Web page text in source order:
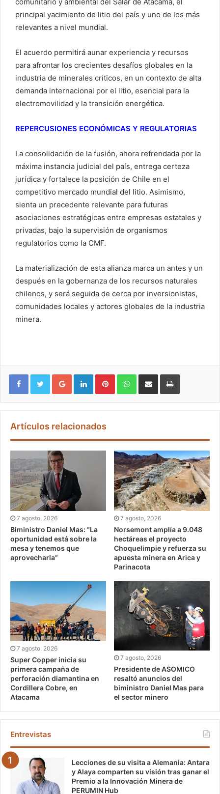
principal yacimiento de litio del país y uno de los más
relevantes a nivel mundial.
El acuerdo permitirá aunar experiencia y recursos
para afrontar los crecientes desafíos globales en la
industria de minerales críticos, en un contexto de alta
demanda internacional por el litio, esencial para la
electromovilidad y la transición energética.
REPERCUSIONES ECONÓMICAS Y REGULATORIAS
La consolidación de la fusión, ahora refrendada por la
máxima instancia judicial del país, entrega certeza
jurídica y fortalece la posición de Chile en el
competitivo mercado mundial del litio. Asimismo,
sienta un precedente relevante para futuras
asociaciones estratégicas entre empresas estatales y
privadas, bajo la supervisión de organismos
regulatorios como la CMF.
La materialización de esta alianza marca un antes y un
después en la gobernanza de los recursos naturales
chilenos, y será seguida de cerca por inversionistas,
comunidades locales y actores globales de la industria
minera.
Google+ LinkedIn Pinterest WhatsApp
Artículos relacionados
7 agosto, 2026
Biministro Daniel Mas: “La
oportunidad está sobre la
mesa y tenemos que
aprovecharla”
7 agosto, 2026
Norsemont amplía a 9.048
hectáreas el proyecto
Choquelimpie y refuerza su
apuesta minera en Arica y
Parinacota
7 agosto, 2026
Super Copper inicia su
primera campaña de
perforación diamantina en
Cordillera Cobre, en
Atacama
7 agosto, 2026
Presidente de ASOMICO
resaltó anuncios del
biministro Daniel Mas para
el sector minero
Entrevistas
Lecciones de su visita a Alemania: Antara
y Alaya comparten su visión tras ganar el
Premio a la Innovación Minera de
PERUMIN Hub